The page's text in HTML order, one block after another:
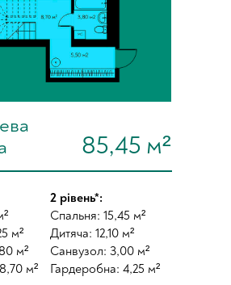
м²
м²
м²
2 рівень*:
Спальня: 15,45 м²
Дитяча: 12,10 м²
Санвузол: 3,00 м²
Гардеробна: 4,25 м²
85,45 м²